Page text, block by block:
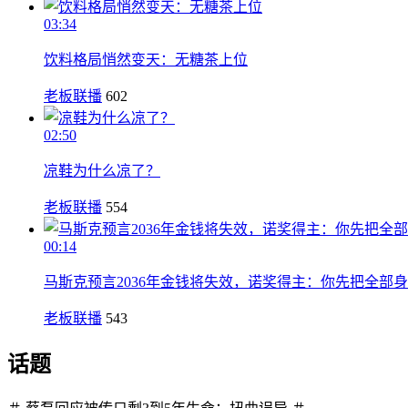
03:34
饮料格局悄然变天：无糖茶上位
老板联播 602
02:50
凉鞋为什么凉了？
老板联播 554
00:14
马斯克预言2036年金钱将失效，诺奖得主：你先把全部
老板联播 543
话题